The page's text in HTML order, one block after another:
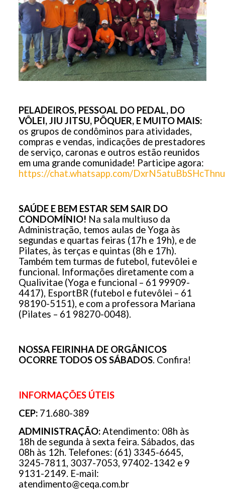
PELADEIROS, PESSOAL DO PEDAL, DO
VÔLEI, JIU JITSU, PÔQUER, E MUITO MAIS:
os grupos de condôminos para atividades,
compras e vendas, indicações de prestadores
de serviço, caronas e outros estão reunidos
em uma grande comunidade! Participe agora:
https://chat.whatsapp.com/
SAÚDE E BEM ESTAR SEM SAIR DO
CONDOMÍNIO! Na sala multiuso da
Administração, temos aulas de Yoga às
segundas e quartas feiras (17h e 19h), e de
Pilates, às terças e quintas (8h e 17h).
Também tem turmas de futebol, futevôlei e
funcional. Informações diretamente com a
Qualivitae (Yoga e funcional – 61 99909-
4417), EsportBR (futebol e futevôlei – 61
98190-5151), e com a professora Mariana
(Pilates – 61 98270-0048).
NOSSA FEIRINHA DE ORGÂNICOS
OCORRE TODOS OS SÁBADOS. Confira!
INFORMAÇÕES ÚTEIS
CEP:71.680-389
ADMINISTRAÇÃO:Atendimento: 08h às
18h de segunda à sexta feira. Sábados, das
08h às 12h. Telefones: (61) 3345-6645,
3245-7811, 3037-7053, 97402-1342 e 9
9131-2149. E-mail:
atendimento@ceqa.com.br